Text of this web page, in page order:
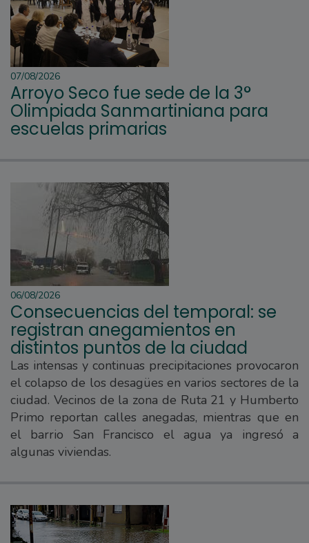
07/08/2026
Arroyo Seco fue sede de la 3°
Olimpiada Sanmartiniana para
escuelas primarias
06/08/2026
Consecuencias del temporal: se
registran anegamientos en
distintos puntos de la ciudad
Las intensas y continuas precipitaciones provocaron
el colapso de los desagües en varios sectores de la
ciudad. Vecinos de la zona de Ruta 21 y Humberto
Primo reportan calles anegadas, mientras que en
el barrio San Francisco el agua ya ingresó a
algunas viviendas.